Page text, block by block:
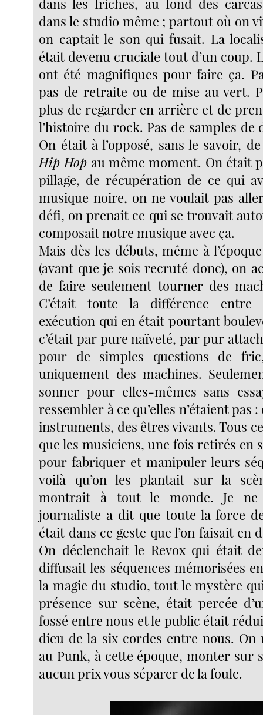
dans les friches, au fond des
dans le studio même ; partout où on
on captait le son qui fusait. La
était devenu cruciale tout d’un coup.
ont été magnifiques pour faire ça.
pas de retraite ou de mise au vert.
plus de regarder en arrière et de
l’histoire du rock. Pas de samples de
On était à l’opposé, sans le savoir,
Hip Hop au même moment. On était
pillage, de récupération de ce qui
musique noire, on ne voulait pas
défi, on prenait ce qui se trouvait
composait notre musique avec ça.
Mais dès les débuts, même à
(avant que je sois recruté donc), on
de faire seulement tourner des
C’était toute la différence entre
exécution qui en était pourtant
c’était par pure naïveté, par pur
pour de simples questions de
uniquement des machines.
sonner pour elles-mêmes sans
ressembler à ce qu’elles n’étaient pas
instruments, des êtres vivants. Tous
que les musiciens, une fois retirés en
pour fabriquer et manipuler leurs
voilà qu’on les plantait sur la
montrait à tout le monde. Je
journaliste a dit que toute la force
était dans ce geste que l’on faisait en
On déclenchait le Revox qui était
diffusait les séquences mémorisées
la magie du studio, tout le mystère
présence sur scène, était percée
fossé entre nous et le public était
dieu de la six cordes entre nous. On
au Punk, à cette époque, monter sur
aucun prix vous séparer de la foule.